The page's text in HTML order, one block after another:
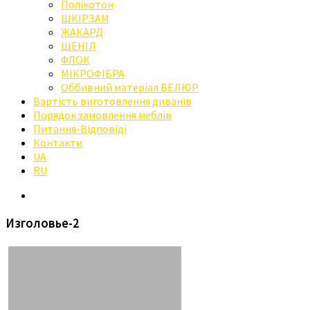
Полікотон
ШКІРЗАМ
ЖАКАРД
ШЕНІЛ
ФЛОК
МІКРОФІБРА
Оббивний матеріал ВЕЛЮР
Вартість виготовлення диванів
Порядок замовлення меблів
Питання-Відповіді
Контакти
UA
RU
Изголовье-2